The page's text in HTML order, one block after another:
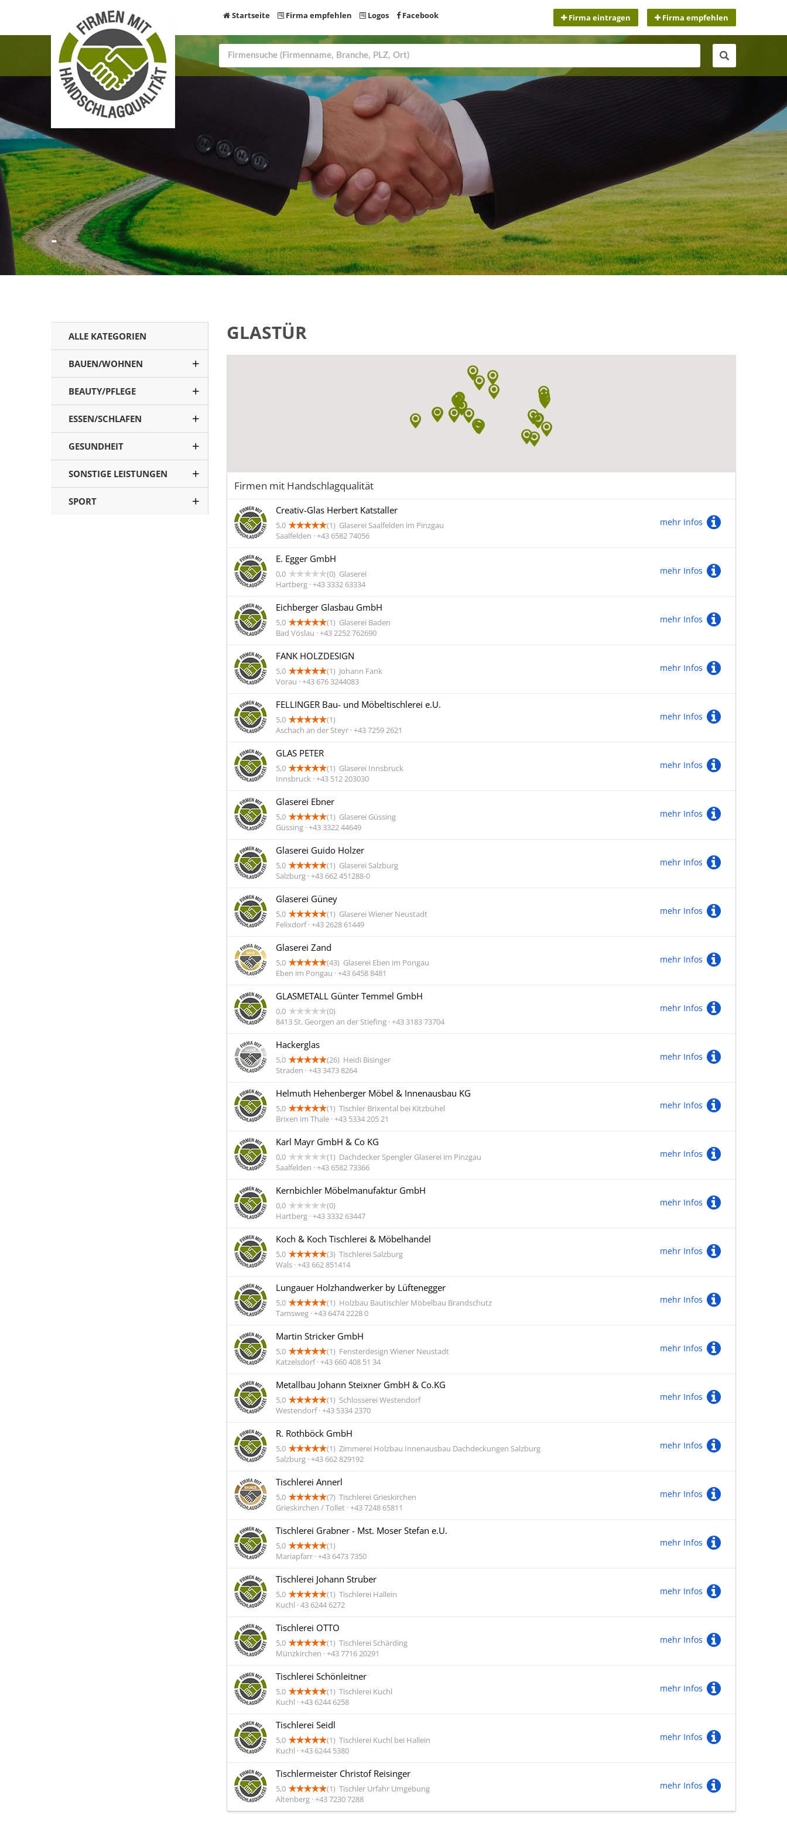
Startseite Firma empfehlen Logos Facebook Firma eintragen Firma empfehlen
-
ALLE KATEGORIEN
BAUEN/WOHNEN
BEAUTY/PFLEGE
ESSEN/SCHLAFEN
GESUNDHEIT
SONSTIGE LEISTUNGEN
SPORT
GLASTÜR
Firmen mit Handschlagqualität
Creativ-Glas Herbert Katstaller
5,0 (1) Glaserei Saalfelden im Pinzgau
Saalfelden · +43 6582 74056
mehr Infos
E. Egger GmbH
0,0 (0) Glaserei
Hartberg · +43 3332 63334
mehr Infos
Eichberger Glasbau GmbH
5,0 (1) Glaserei Baden
Bad Vöslau · +43 2252 762690
mehr Infos
FANK HOLZDESIGN
5,0 (1) Johann Fank
Vorau · +43 676 3244083
mehr Infos
FELLINGER Bau- und Möbeltischlerei e.U.
5,0
(1)
Aschach an der Steyr · +43 7259 2621
mehr Infos
GLAS PETER
5,0 (1) Glaserei Innsbruck
Innsbruck · +43 512 203030
mehr Infos
Glaserei Ebner
5,0 (1) Glaserei Güssing
Güssing · +43 3322 44649
mehr Infos
Glaserei Guido Holzer
5,0 (1) Glaserei Salzburg
Salzburg · +43 662 451288-0
mehr Infos
Glaserei Güney
5,0 (1) Glaserei Wiener Neustadt
Felixdorf · +43 2628 61449
mehr Infos
Glaserei Zand
5,0 (43) Glaserei Eben im Pongau
Eben im Pongau · +43 6458 8481
mehr Infos
GLASMETALL Günter Temmel GmbH
0,0
(0)
8413 St. Georgen an der Stiefing · +43 3183 73704
mehr Infos
Hackerglas
5,0 (26) Heidi Bisinger
Straden · +43 3473 8264
mehr Infos
Helmuth Hehenberger Möbel & Innenausbau KG
5,0 (1) Tischler Brixental bei Kitzbühel
Brixen im Thale · +43 5334 205 21
mehr Infos
Karl Mayr GmbH & Co KG
0,0 (1) Dachdecker Spengler Glaserei im Pinzgau
Saalfelden · +43 6582 73366
mehr Infos
Kernbichler Möbelmanufaktur GmbH
0,0
(0)
Hartberg · +43 3332 63447
mehr Infos
Koch & Koch Tischlerei & Möbelhandel
5,0 (3) Tischlerei Salzburg
Wals · +43 662 851414
mehr Infos
Lungauer Holzhandwerker by Lüftenegger
5,0 (1) Holzbau Bautischler Möbelbau Brandschutz
Tamsweg · +43 6474 2228 0
mehr Infos
Martin Stricker GmbH
5,0 (1) Fensterdesign Wiener Neustadt
Katzelsdorf · +43 660 408 51 34
mehr Infos
Metallbau Johann Steixner GmbH & Co.KG
5,0 (1) Schlosserei Westendorf
Westendorf · +43 5334 2370
mehr Infos
R. Rothböck GmbH
5,0 (1) Zimmerei Holzbau Innenausbau Dachdeckungen Salzburg
Salzburg · +43 662 829192
mehr Infos
Tischlerei Annerl
5,0 (7) Tischlerei Grieskirchen
Grieskirchen / Tollet · +43 7248 65811
mehr Infos
Tischlerei Grabner - Mst. Moser Stefan e.U.
5,0
(1)
Mariapfarr · +43 6473 7350
mehr Infos
Tischlerei Johann Struber
5,0 (1) Tischlerei Hallein
Kuchl · 43 6244 6272
mehr Infos
Tischlerei OTTO
5,0 (1) Tischlerei Schärding
Münzkirchen · +43 7716 20291
mehr Infos
Tischlerei Schönleitner
5,0 (1) Tischlerei Kuchl
Kuchl · +43 6244 6258
mehr Infos
Tischlerei Seidl
5,0 (1) Tischlerei Kuchl bei Hallein
Kuchl · +43 6244 5380
mehr Infos
Tischlermeister Christof Reisinger
5,0 (1) Tischler Urfahr Umgebung
Altenberg · +43 7230 7288
mehr Infos